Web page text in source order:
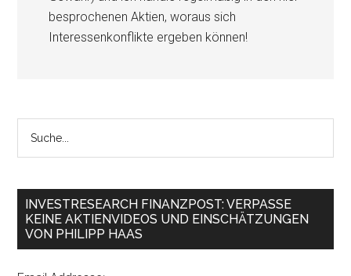
besprochenen Aktien, woraus sich
Interessenkonflikte ergeben können!
INVESTRESEARCH FINANZPOST: VERPASSE
KEINE AKTIENVIDEOS UND EINSCHÄTZUNGEN
VON PHILIPP HAAS